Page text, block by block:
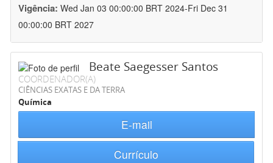
Vigência: Wed Jan 03 00:00:00 BRT 2024-Fri Dec 31
00:00:00 BRT 2027
Beate Saegesser Santos
COORDENADOR(A)
CIÊNCIAS EXATAS E DA TERRA
Química
E-mail
Currículo